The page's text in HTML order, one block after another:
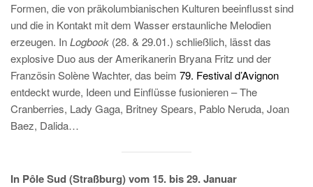
Formen, die von präkolumbianischen Kulturen beeinflusst sind
und die in Kontakt mit dem Wasser erstaunliche Melodien
erzeugen. InLogbook (28. & 29.01.) schließlich, lässt das
explosive Duo aus der Amerikanerin Bryana Fritz und der
Französin Solène Wachter, das beim 79. Festival d’Avignon
entdeckt wurde, Ideen und Einflüsse fusionieren – The
Cranberries, Lady Gaga, Britney Spears, Pablo Neruda, Joan
Baez, Dalida…
In Pôle Sud (Straßburg) vom 15. bis 29. Januar